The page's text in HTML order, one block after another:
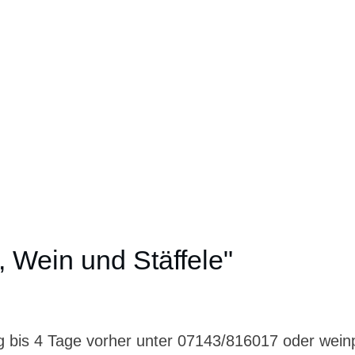
Wein und Stäffele"
4 Tage vorher unter 07143/816017 oder